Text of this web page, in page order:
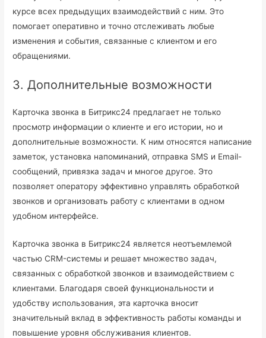
курсе всех предыдущих взаимодействий с ним. Это
помогает оперативно и точно отслеживать любые
изменения и события, связанные с клиентом и его
обращениями.
3. Дополнительные возможности
Карточка звонка в Битрикс24 предлагает не только
просмотр информации о клиенте и его истории, но и
дополнительные возможности. К ним относятся написание
заметок, установка напоминаний, отправка SMS и Email-
сообщений, привязка задач и многое другое. Это
позволяет оператору эффективно управлять обработкой
звонков и организовать работу с клиентами в одном
удобном интерфейсе.
Карточка звонка в Битрикс24 является неотъемлемой
частью CRM-системы и решает множество задач,
связанных с обработкой звонков и взаимодействием с
клиентами. Благодаря своей функциональности и
удобству использования, эта карточка вносит
значительный вклад в эффективность работы команды и
повышение уровня обслуживания клиентов.